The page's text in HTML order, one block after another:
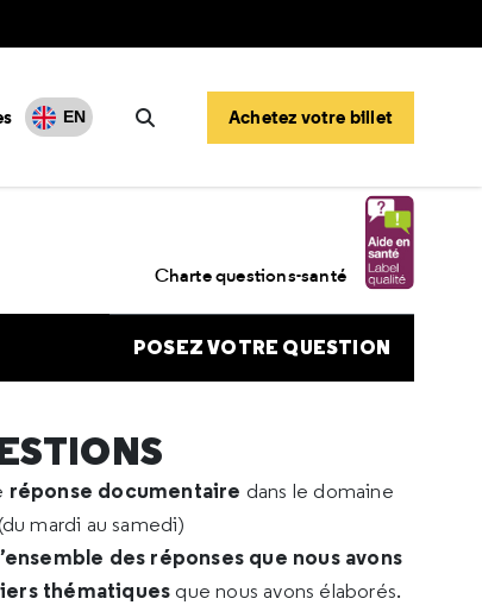
EN
Rechercher
Achetez votre billet
Charte questions-santé
POSEZ VOTRE QUESTION
réponse documentaire dans le domaine
mardi au samedi)
des réponses que nous avons
thématiques que nous avons élaborés.